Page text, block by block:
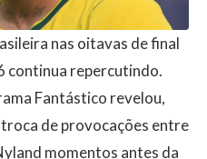
nas oitavas de final
continua repercutindo.
Fantástico revelou,
de provocações entre
momentos antes da